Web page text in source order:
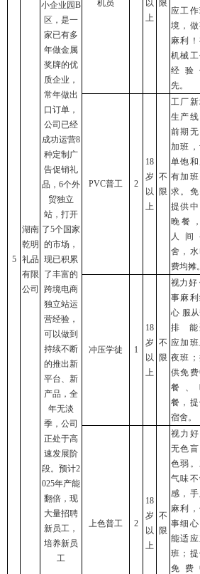
5
湖南
乾明
礼品
有限
公司
小企业园B
区，是一
家已有多
年做金属
奖牌的优
质企业，
常年做出
口订单，
公司已经
成功运营8
种定制广
告促销礼
品，6个外
贸独立
站，打开
了5个国家
的市场，
现已积累
了丰富的
跨境电商
独立站运
营经验，
可以做到
持续不断
的推出新
平台、新
产品，全
年无淡
季，公司
正处于高
速发展阶
段。预计2
025年产能
翻倍，现
大量招聘
新员工，
培养新员
工
机员
以
上
限
应工
境，
麻利
机械
经验
先。
PVC普工 2
18
岁
以
上
不
限
工厂
生产线
前期
加班
单饱
有加
求。
提供中
晚餐
人间
舍，
费均摊。
冲压学徒 1
18
岁
以
上
不
限
视力好
事麻利
心 服
排
应加班
夜班；
供免费
餐、
餐，
宿舍。
上色普工 2
18
岁
以
上
不
限
视力好
无色盲
色弱
气味
感，
麻利
事细心
能适应
班；
免费